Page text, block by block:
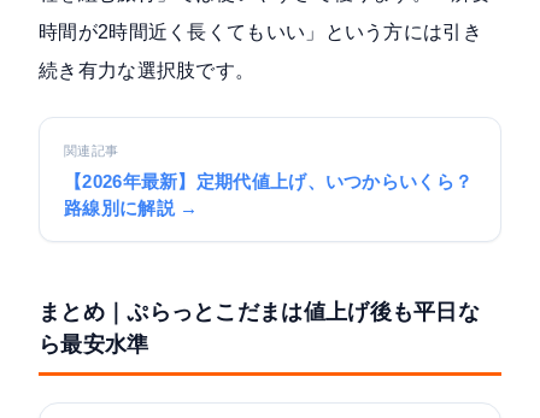
時間が2時間近く長くてもいい」という方には引き
続き有力な選択肢です。
関連記事
【2026年最新】定期代値上げ、いつからいくら？
路線別に解説 →
まとめ｜ぷらっとこだまは値上げ後も平日な
ら最安水準